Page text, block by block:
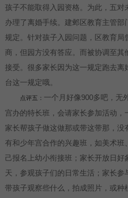
孩子不能取得入园资格。为此，五对
办理了离婚手续。建邺区教育主管部
规定。针对孩子入园问题，区教育局
商，但园方没有答应。而被协调至其
接受。很多家长因为这一规定跑去离
台这一规定哦。
点评五： 一个月好像900多吧，无
宫办的特长班，会请家长参加活动，
家长帮孩子做这做那或带这带那，没
有和少年宫合作的兴趣班，如美术班
己报名上幼小衔接班；家长开放日好
天，参观孩子们的日常生活；家长参
带孩子观察些什么，拍成照片，或种